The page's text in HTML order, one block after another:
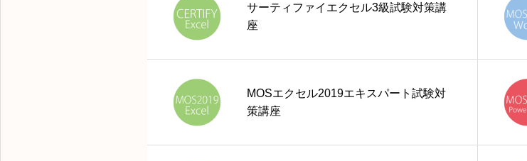
サーティファイエクセル3級試験対策講
座
MOSエクセル2019エキスパート試験対
策講座